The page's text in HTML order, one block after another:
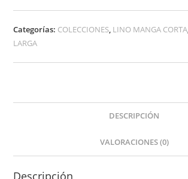
cantidad
Categorías: COLECCIONES LINO MANGA CORTA
LARGA
DESCRIPCIÓN
VALORACIONES (0)
Descripción